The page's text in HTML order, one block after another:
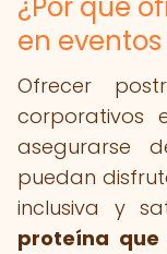
en
Ofrecer
corporativos
asegurarse
puedan
inclusiva y
proteína